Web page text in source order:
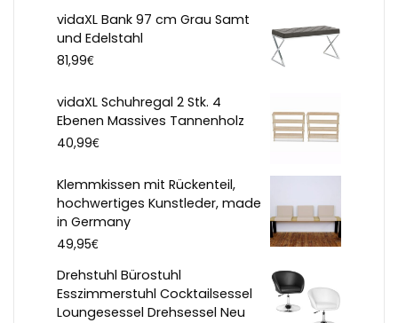
vidaXL Bank 97 cm Grau Samt
und Edelstahl
81,99€
vidaXL Schuhregal 2 Stk. 4
Ebenen Massives Tannenholz
40,99€
Klemmkissen mit Rückenteil,
hochwertiges Kunstleder, made
in Germany
49,95€
Drehstuhl Bürostuhl
Esszimmerstuhl Cocktailsessel
Loungesessel Drehsessel Neu